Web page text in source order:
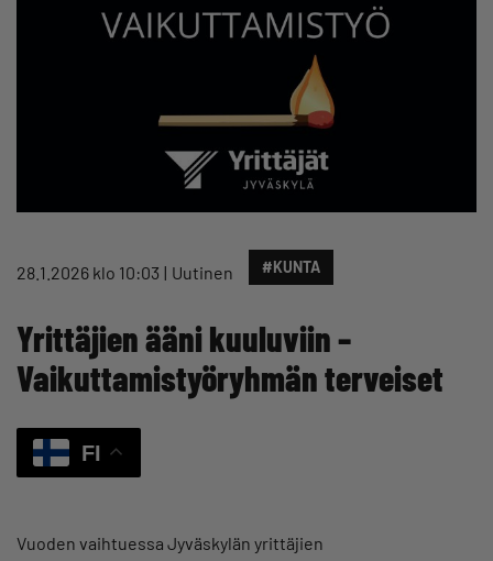
28.1.2026 klo 10:03 Uutinen #KUNTA
Yrittäjien ääni kuuluviin –
Vaikuttamistyöryhmän terveiset
FI
Vuoden vaihtuessa Jyväskylän yrittäjien